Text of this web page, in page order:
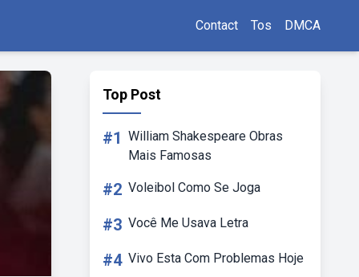
Contact Tos DMCA
Top Post
#1 William Shakespeare Obras
Mais Famosas
#2 Voleibol Como Se Joga
#3 Você Me Usava Letra
#4 Vivo Esta Com Problemas Hoje